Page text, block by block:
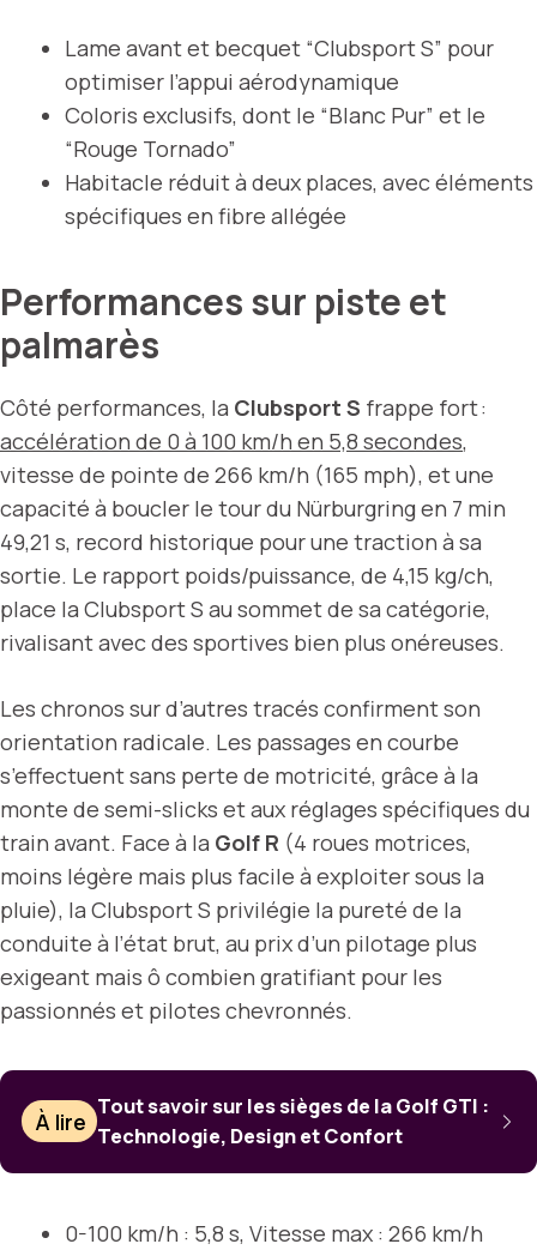
Lame avant et becquet “Clubsport S” pour
optimiser l’appui aérodynamique
Coloris exclusifs, dont le “Blanc Pur” et le
“Rouge Tornado”
Habitacle réduit à deux places, avec éléments
spécifiques en fibre allégée
Performances sur piste et
palmarès
Côté performances, la Clubsport S frappe fort :
accélération de 0 à 100 km/h en 5,8 secondes,
vitesse de pointe de 266 km/h (165 mph), et une
capacité à boucler le tour du Nürburgring en 7 min
49,21 s, record historique pour une traction à sa
sortie. Le rapport poids/puissance, de 4,15 kg/ch,
place la Clubsport S au sommet de sa catégorie,
rivalisant avec des sportives bien plus onéreuses.
Les chronos sur d’autres tracés confirment son
orientation radicale. Les passages en courbe
s’effectuent sans perte de motricité, grâce à la
monte de semi-slicks et aux réglages spécifiques du
train avant. Face à la Golf R (4 roues motrices,
moins légère mais plus facile à exploiter sous la
pluie), la Clubsport S privilégie la pureté de la
conduite à l’état brut, au prix d’un pilotage plus
exigeant mais ô combien gratifiant pour les
passionnés et pilotes chevronnés.
À lire
Tout savoir sur les sièges de la Golf GTI :
Technologie, Design et Confort
0-100 km/h : 5,8 s, Vitesse max : 266 km/h